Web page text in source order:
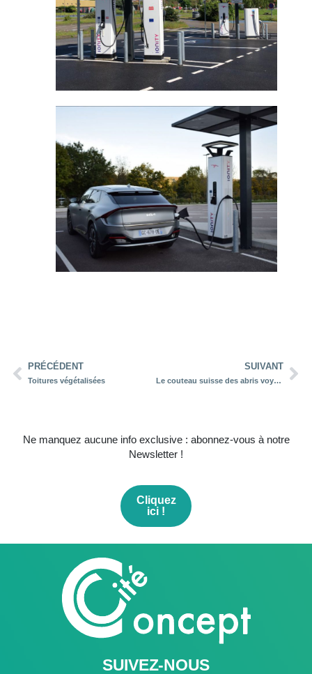
PRÉCÉDENT
Toitures végétalisées
SUIVANT
Le couteau suisse des abris voyageurs, l’abri WELCOME
Ne manquez aucune info exclusive : abonnez-vous à notre
Newsletter !
Cliquez
ici !
SUIVEZ-NOUS